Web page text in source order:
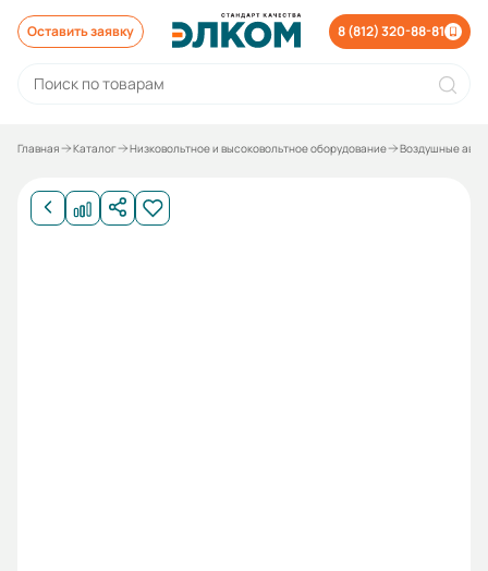
Оставить заявку 8 (812) 320-88-81
Главная Каталог Низковольтное и высоковольтное оборудование Воздушные